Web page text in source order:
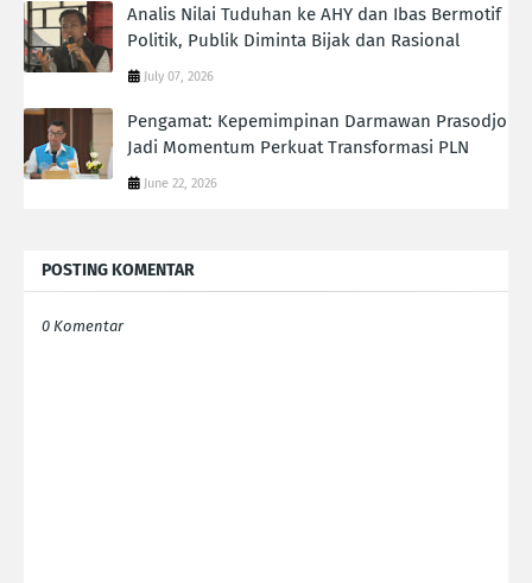
Analis Nilai Tuduhan ke AHY dan Ibas Bermotif
Politik, Publik Diminta Bijak dan Rasional
July 07, 2026
Pengamat: Kepemimpinan Darmawan Prasodjo
Jadi Momentum Perkuat Transformasi PLN
June 22, 2026
POSTING KOMENTAR
0 Komentar